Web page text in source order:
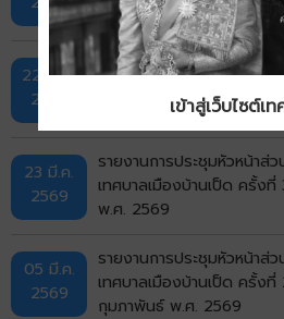
มิถุนายน พ.ศ. 2569
22 เม.ย.
2569
รายงานการประชุมหัวหน้า
เทศบาลเมืองบ้านเป็ด ครั้
23 มี.ค.
2569
รายงานการประชุมหัวหน้าส่
เทศบาลเมืองบ้านเป็ด ครั้
พ.ศ. 2569
05 มี.ค.
2569
รายงานการประชุมหัวหน้าส่
เทศบาลเมืองบ้านเป็ด ครั้ง
กุมภาพันธ์ พ.ศ. 2569
เข้าสู่เว็บไซต์เ